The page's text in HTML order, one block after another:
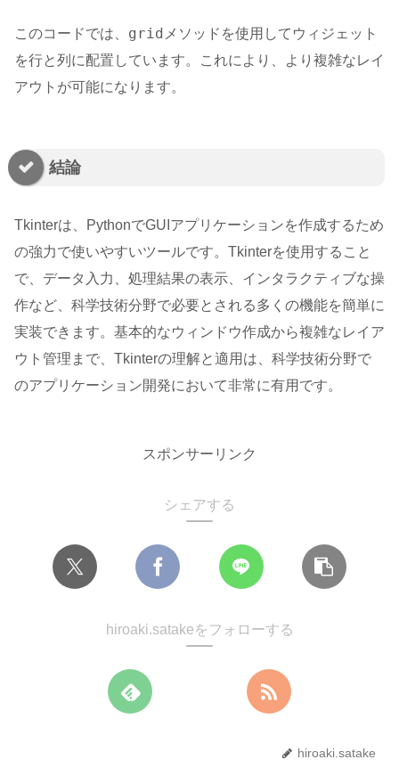
このコードでは、 grid メソッドを使用してウィジェット
を行と列に配置しています。これにより、より複雑なレイ
アウトが可能になります。
結論
Tkinterは、PythonでGUIアプリケーションを作成するため
の強力で使いやすいツールです。Tkinterを使用すること
で、データ入力、処理結果の表示、インタラクティブな操
作など、科学技術分野で必要とされる多くの機能を簡単に
実装できます。基本的なウィンドウ作成から複雑なレイア
ウト管理まで、Tkinterの理解と適用は、科学技術分野で
のアプリケーション開発において非常に有用です。
スポンサーリンク
シェアする
hiroaki.satakeをフォローする
hiroaki.satake